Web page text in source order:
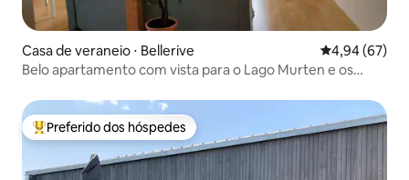
Casa de veraneio ⋅ Bellerive 4,94 de uma
4,94 (67)
Belo apartamento com vista para o Lago Murten e os
Entre os melhores preferidos dos hóspedes
Preferido dos hóspedes